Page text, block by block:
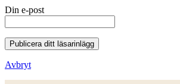
Din e-post
Publicera ditt läsarinlägg
Avbryt